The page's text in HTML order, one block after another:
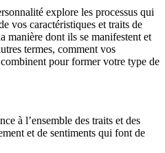
explore les processus qui
vos caractéristiques et traits de
manière dont ils se manifestent et
termes, comment vos
pour former votre type de
à l’ensemble des traits et des
et de sentiments qui font de